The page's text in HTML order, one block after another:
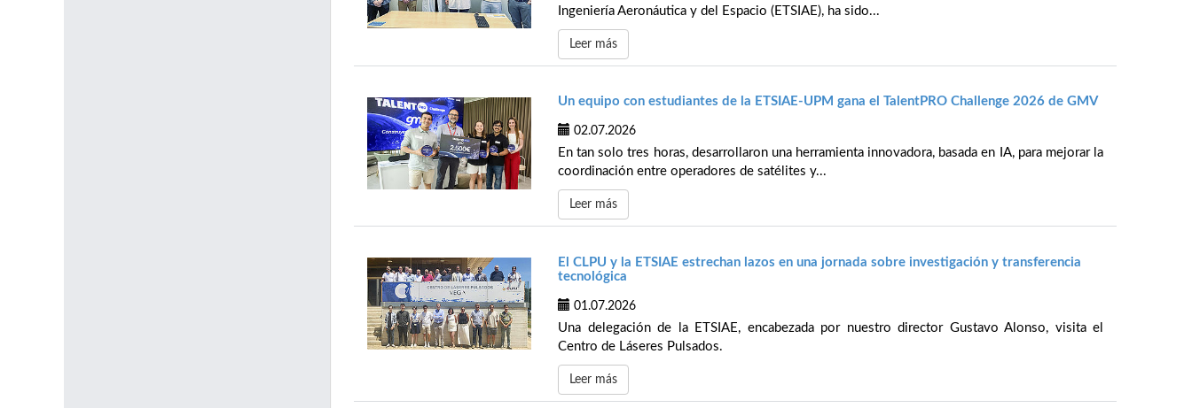
Ingeniería Aeronáutica y del Espacio (ETSIAE), ha sido...
Leer más
Un equipo con estudiantes de la ETSIAE-UPM gana el TalentPRO Challenge 2026 de GMV
02.07.2026
En tan solo tres horas, desarrollaron una herramienta innovadora, basada en IA, para mejorar la
coordinación entre operadores de satélites y...
Leer más
El CLPU y la ETSIAE estrechan lazos en una jornada sobre investigación y transferencia
tecnológica
01.07.2026
Una delegación de la ETSIAE, encabezada por nuestro director Gustavo Alonso, visita el
Centro de Láseres Pulsados.
Leer más